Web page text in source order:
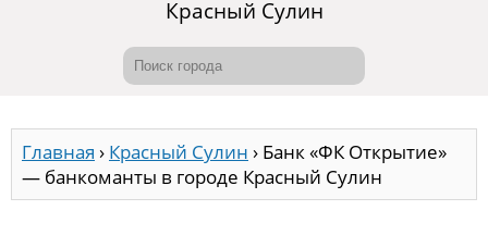
Красный Сулин
Главная › Красный Сулин › Банк «ФК Открытие»
— банкоманты в городе Красный Сулин